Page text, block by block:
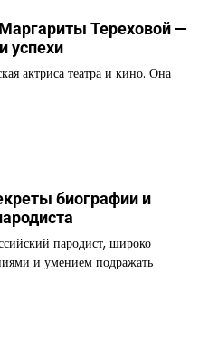
Тереховой —
успехи
актриса театра и кино. Она
биографии и
пародист, широко
и умением подражать